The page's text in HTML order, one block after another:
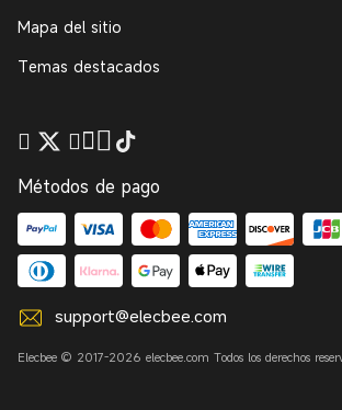
Mapa del sitio
Temas destacados
Métodos de pago
support@elecbee.com
Elecbee © 2017-2026 elecbee.com Todos los derechos